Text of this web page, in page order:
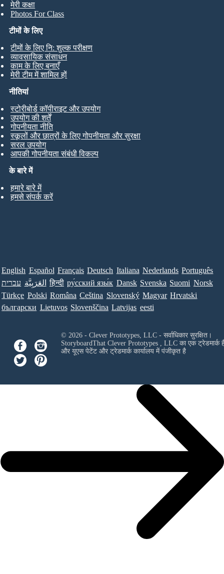
मेरी कक्षा
Photos For Class
टीमों के लिए
टीमों के लिए नि: शुल्क परीक्षण
व्यावसायिक संसाधन
काम के लिए बनाएँ
मेरी टीम में शामिल हों
के बारे में
हमारे बारे में
हमसे संपर्क करें
नीतियां
स्टोरीबोर्ड कॉपीराइट और उपयोग
उपयोग की शर्तें
गोपनीयता नीति
स्कूलों और छात्रों के लिए गोपनीयता और सुरक्षा
सरल उपयोग
आपकी गोपनीयता संबंधी विकल्प
English Español Français Deutsch Italiana Nederlands Português
עברית العَرَبِيَّة हिन्दी ру́сский язы́к Dansk Svenska Suomi Norsk
Türkçe Polski Româna Ceština Slovenský Magyar Hrvatski
български Lietuvos Slovenščina Latvijas eesti
© 2026 - Clever Prototypes, LLC - सर्वाधिकार सुरक्षित।
StoryboardThat Clever Prototypes , LLCका एक ट्रेडमार्क
और यूएस पेटेंट और ट्रेडमार्क कार्यालय में पंजीकृत है